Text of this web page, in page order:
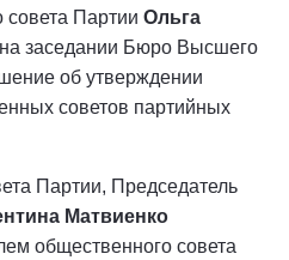
совета Партии Ольга
на заседании Бюро Высшего
об утверждении
советов партийных
Партии, Председатель
Матвиенко
общественного совета